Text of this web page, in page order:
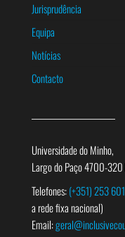
Jurisprudência
Equipa
Notícias
Contacto
Universidade do Minho,
Largo do Paço 4700-320
Telefones:(+351) 253
a rede fixa nacional)
Email: